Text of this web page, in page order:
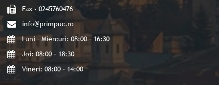
Fax - 0245760476
info@primpuc.ro
Luni – Miercuri: 08:00 – 16:30
Joi: 08:00 – 18:30
Vineri: 08:00 – 14:00